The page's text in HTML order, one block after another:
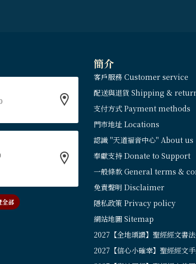
全部
簡介
客戶服務 Customer service
配送與退貨 Shipping &
支付方式 Payment methods
門市地址 Locations
認識 "天道福音中心" About us
奉獻支持 Donate to Support
一般條款 General terms &
免責聲明 Disclaimer
隱私政策 Privacy policy
網站地圖 Sitemap
2027【全地頌讚】聖經經文書
2027【信心小確幸】聖經經文